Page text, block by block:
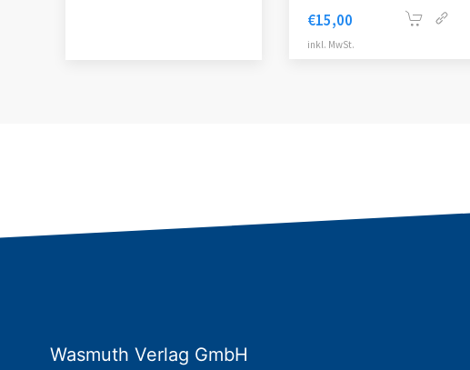
€15,00
inkl. MwSt.
Wasmuth Verlag GmbH